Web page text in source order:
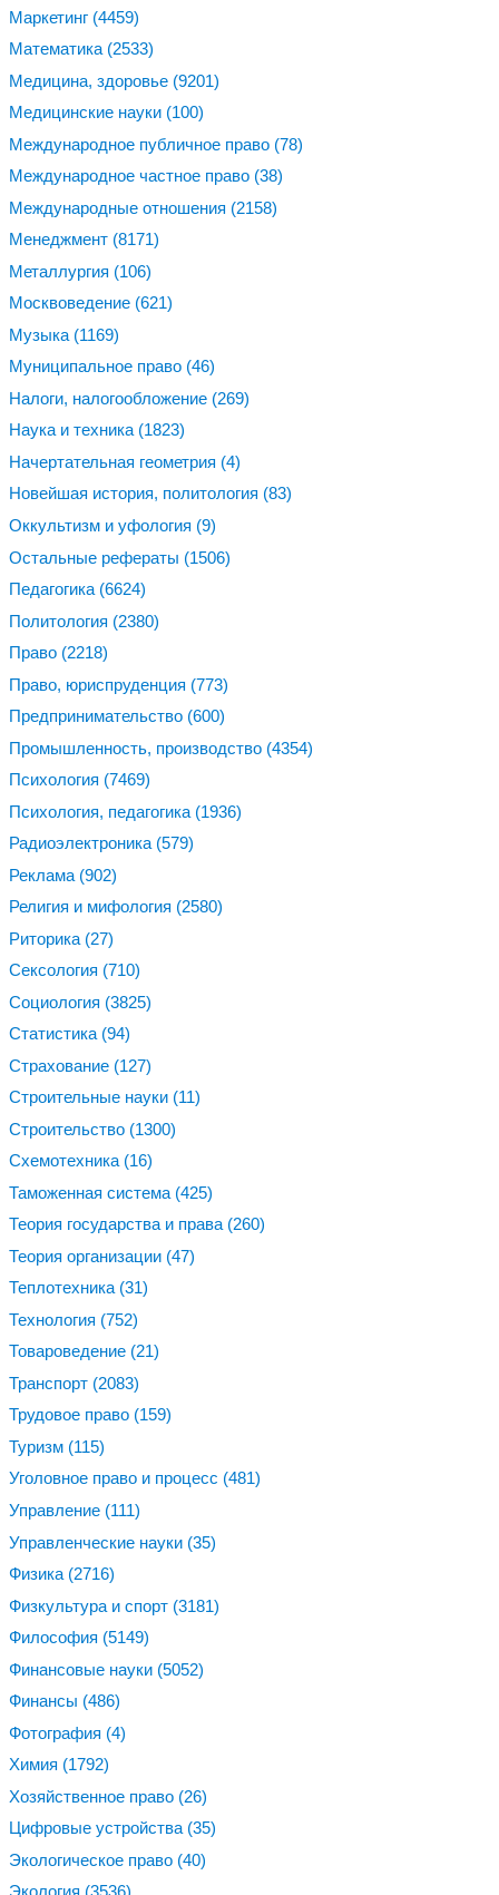
Маркетинг (4459)
Математика (2533)
Медицина, здоровье (9201)
Медицинские науки (100)
Международное публичное право (78)
Международное частное право (38)
Международные отношения (2158)
Менеджмент (8171)
Металлургия (106)
Москвоведение (621)
Музыка (1169)
Муниципальное право (46)
Налоги, налогообложение (269)
Наука и техника (1823)
Начертательная геометрия (4)
Новейшая история, политология (83)
Оккультизм и уфология (9)
Остальные рефераты (1506)
Педагогика (6624)
Политология (2380)
Право (2218)
Право, юриспруденция (773)
Предпринимательство (600)
Промышленность, производство (4354)
Психология (7469)
Психология, педагогика (1936)
Радиоэлектроника (579)
Реклама (902)
Религия и мифология (2580)
Риторика (27)
Сексология (710)
Социология (3825)
Статистика (94)
Страхование (127)
Строительные науки (11)
Строительство (1300)
Схемотехника (16)
Таможенная система (425)
Теория государства и права (260)
Теория организации (47)
Теплотехника (31)
Технология (752)
Товароведение (21)
Транспорт (2083)
Трудовое право (159)
Туризм (115)
Уголовное право и процесс (481)
Управление (111)
Управленческие науки (35)
Физика (2716)
Физкультура и спорт (3181)
Философия (5149)
Финансовые науки (5052)
Финансы (486)
Фотография (4)
Химия (1792)
Хозяйственное право (26)
Цифровые устройства (35)
Экологическое право (40)